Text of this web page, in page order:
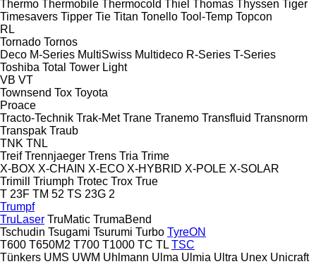
Thermo Thermobile Thermocold Thiel Thomas Thyssen Tiger
Timesavers Tipper Tie Titan Tonello Tool-Temp Topcon
RL
Tornado Tornos
Deco M-Series MultiSwiss Multideco R-Series T-Series
Toshiba Total Tower Light
VB VT
Townsend Tox Toyota
Proace
Tracto-Technik Trak-Met Trane Tranemo Transfluid Transnorm
Transpak Traub
TNK TNL
Treif Trennjaeger Trens Tria Trime
X-BOX X-CHAIN X-ECO X-HYBRID X-POLE X-SOLAR
Trimill
Triumph Trotec Trox True
T 23F TM 52 TS 23G 2
Trumpf
TruLaser TruMatic TrumaBend
Tschudin Tsugami Tsurumi Turbo TyreON
T600 T650M2 T700 T1000 TC TL TSC
Tünkers UMS UWM Uhlmann Ulma Ulmia Ultra Unex Unicraft